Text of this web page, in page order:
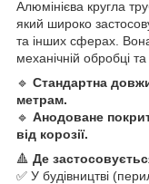
Алюмінієва кругла
який широко
та інших сферах. Вона
механічній обробці
🔹 Стандартна
метрам.
🔹 Анодоване
від корозії.
🔺 Де
✅ У будівництві